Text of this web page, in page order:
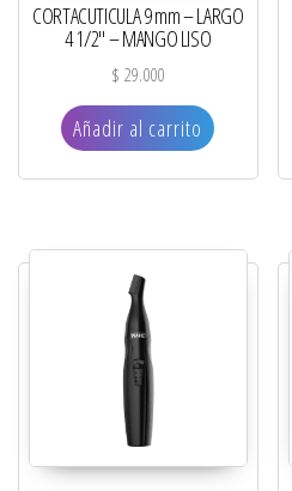
CORTACUTICULA 9 mm – LARGO
4 1/2″ – MANGO LISO
$ 29.000
Añadir al carrito